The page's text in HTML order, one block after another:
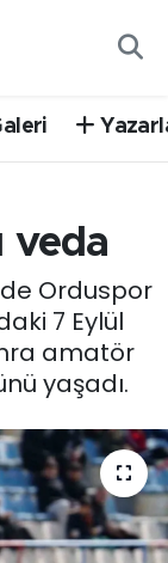
veda
Orduspor
7 Eylül
amatör
yaşadı.